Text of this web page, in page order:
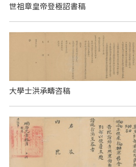
世祖章皇帝登極詔書稿
大學士洪承疇咨稿